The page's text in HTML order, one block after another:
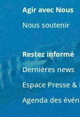
Agir avec Nous
Nous soutenir
Restez informé
Dernières news
Espace Presse &
Agenda des